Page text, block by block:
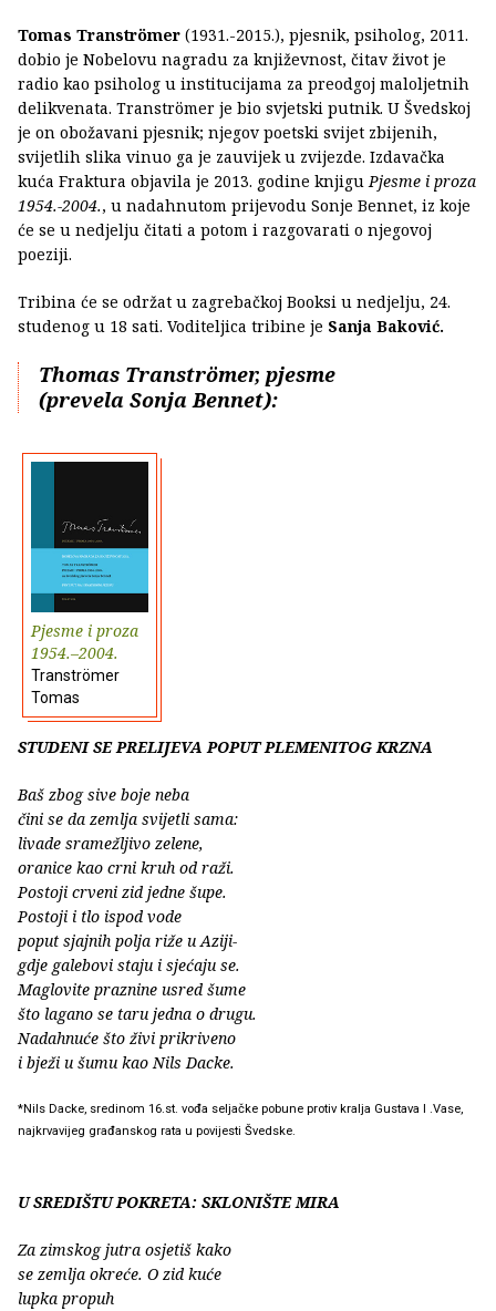
Tomas Tranströmer (1931.-2015.), pjesnik, psiholog, 2011.
dobio je Nobelovu nagradu za književnost, čitav život je
radio kao psiholog u institucijama za preodgoj maloljetnih
delikvenata. Tranströmer je bio svjetski putnik. U Švedskoj
je on obožavani pjesnik; njegov poetski svijet zbijenih,
svijetlih slika vinuo ga je zauvijek u zvijezde. Izdavačka
kuća Fraktura objavila je 2013. godine knjiguPjesme i proza
1954.-2004., u nadahnutom prijevodu Sonje Bennet, iz koje
će se u nedjelju čitati a potom i razgovarati o njegovoj
poeziji.
Tribina će se održat u zagrebačkoj Booksi u nedjelju, 24.
studenog u 18 sati. Voditeljica tribine je Sanja Baković.
Thomas Tranströmer, pjesme
(prevela Sonja Bennet):
Pjesme i proza
1954.–2004.
Tranströmer
Tomas
STUDENI SE PRELIJEVA POPUT PLEMENITOG KRZNA
Baš zbog sive boje neba
čini se da zemlja svijetli sama:
livade sramežljivo zelene,
oranice kao crni kruh od raži.
Postoji crveni zid jedne šupe.
Postoji i tlo ispod vode
poput sjajnih polja riže u Aziji-
gdje galebovi staju i sjećaju se.
Maglovite praznine usred šume
što lagano se taru jedna o drugu.
Nadahnuće što živi prikriveno
i bježi u šumu kao Nils Dacke.
*Nils Dacke, sredinom 16.st. vođa seljačke pobune protiv kralja Gustava I .Vase,
najkrvavijeg građanskog rata u povijesti Švedske.
U SREDIŠTU POKRETA: SKLONIŠTE MIRA
Za zimskog jutra osjetiš kako
se zemlja okreće. O zid kuće
lupka propuh